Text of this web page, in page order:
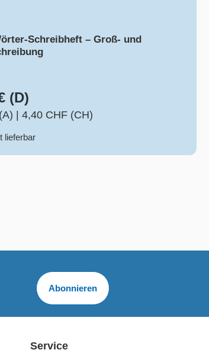
Schreibheft – Groß- und
(D)
|4,40 CHF (CH)
lieferbar
Abonnieren
Service